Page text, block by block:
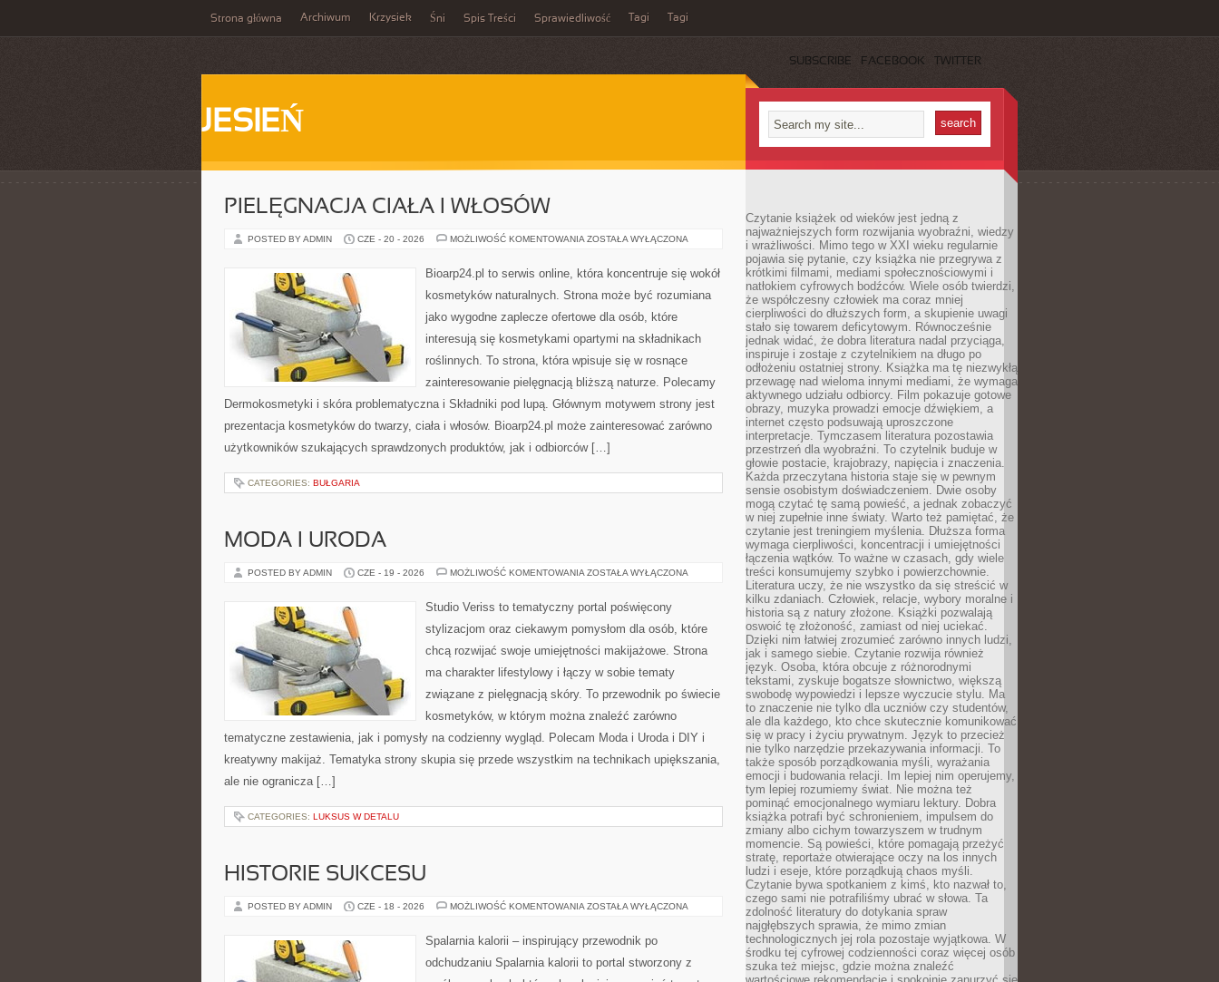
Strona główna Archiwum Krzysiek Śni Spis Treści Sprawiedliwość Tagi Tagi
SUBSCRIBE FACEBOOK TWITTER
JESIEŃ
PIELĘGNACJA CIAŁA I WŁOSÓW
POSTED BY ADMIN CZE - 20 - 2026 MOŻLIWOŚĆ KOMENTOWANIA PIELĘGNACJA
WŁOSÓW
ZOSTAŁA WYŁĄCZONA
Bioarp24.pl to serwis online, która koncentruje się wokół
kosmetyków naturalnych. Strona może być rozumiana
jako wygodne zaplecze ofertowe dla osób, które
interesują się kosmetykami opartymi na składnikach
roślinnych. To strona, która wpisuje się w rosnące
zainteresowanie pielęgnacją bliższą naturze. Polecamy
Dermokosmetyki i skóra problematyczna i Składniki pod lupą. Głównym motywem strony jest
prezentacja kosmetyków do twarzy, ciała i włosów. Bioarp24.pl może zainteresować zarówno
użytkowników szukających sprawdzonych produktów, jak i odbiorców […]
CATEGORIES: BUŁGARIA
MODA I URODA
POSTED BY ADMIN CZE - 19 - 2026 MOŻLIWOŚĆ KOMENTOWANIA MODA
ZOSTAŁA WYŁĄCZONA
Studio Veriss to tematyczny portal poświęcony
stylizacjom oraz ciekawym pomysłom dla osób, które
chcą rozwijać swoje umiejętności makijażowe. Strona
ma charakter lifestylowy i łączy w sobie tematy
związane z pielęgnacją skóry. To przewodnik po świecie
kosmetyków, w którym można znaleźć zarówno
tematyczne zestawienia, jak i pomysły na codzienny wygląd. Polecam Moda i Uroda i DIY i
kreatywny makijaż. Tematyka strony skupia się przede wszystkim na technikach upiększania,
ale nie ogranicza […]
CATEGORIES: LUKSUS W DETALU
HISTORIE SUKCESU
POSTED BY ADMIN CZE - 18 - 2026 MOŻLIWOŚĆ KOMENTOWANIA HISTORIE
ZOSTAŁA WYŁĄCZONA
Spalarnia kalorii – inspirujący przewodnik po
odchudzaniu Spalarnia kalorii to portal stworzony z
Czytanie książek od wieków jest jedną z
najważniejszych form rozwijania wyobraźni, wiedzy
i wrażliwości. Mimo tego w XXI wieku regularnie
pojawia się pytanie, czy książka nie przegrywa z
krótkimi filmami, mediami społecznościowymi i
natłokiem cyfrowych bodźców. Wiele osób twierdzi,
że współczesny człowiek ma coraz mniej
cierpliwości do dłuższych form, a skupienie uwagi
stało się towarem deficytowym. Równocześnie
jednak widać, że dobra literatura nadal przyciąga,
inspiruje i zostaje z czytelnikiem na długo po
odłożeniu ostatniej strony. Książka ma tę niezwykłą
przewagę nad wieloma innymi mediami, że wymaga
aktywnego udziału odbiorcy. Film pokazuje gotowe
obrazy, muzyka prowadzi emocje dźwiękiem, a
internet często podsuwają uproszczone
interpretacje. Tymczasem literatura pozostawia
przestrzeń dla wyobraźni. To czytelnik buduje w
głowie postacie, krajobrazy, napięcia i znaczenia.
Każda przeczytana historia staje się w pewnym
sensie osobistym doświadczeniem. Dwie osoby
mogą czytać tę samą powieść, a jednak zobaczyć
w niej zupełnie inne światy. Warto też pamiętać, że
czytanie jest treningiem myślenia. Dłuższa forma
wymaga cierpliwości, koncentracji i umiejętności
łączenia wątków. To ważne w czasach, gdy wiele
treści konsumujemy szybko i powierzchownie.
Literatura uczy, że nie wszystko da się streścić w
kilku zdaniach. Człowiek, relacje, wybory moralne i
historia są z natury złożone. Książki pozwalają
oswoić tę złożoność, zamiast od niej uciekać.
Dzięki nim łatwiej zrozumieć zarówno innych ludzi,
jak i samego siebie. Czytanie rozwija również
język. Osoba, która obcuje z różnorodnymi
tekstami, zyskuje bogatsze słownictwo, większą
swobodę wypowiedzi i lepsze wyczucie stylu. Ma
to znaczenie nie tylko dla uczniów czy studentów,
ale dla każdego, kto chce skutecznie komunikować
się w pracy i życiu prywatnym. Język to przecież
nie tylko narzędzie przekazywania informacji. To
także sposób porządkowania myśli, wyrażania
emocji i budowania relacji. Im lepiej nim operujemy,
tym lepiej rozumiemy świat. Nie można też
pominąć emocjonalnego wymiaru lektury. Dobra
książka potrafi być schronieniem, impulsem do
zmiany albo cichym towarzyszem w trudnym
momencie. Są powieści, które pomagają przeżyć
stratę, reportaże otwierające oczy na los innych
ludzi i eseje, które porządkują chaos myśli.
Czytanie bywa spotkaniem z kimś, kto nazwał to,
czego sami nie potrafiliśmy ubrać w słowa. Ta
zdolność literatury do dotykania spraw
najgłębszych sprawia, że mimo zmian
technologicznych jej rola pozostaje wyjątkowa. W
środku tej cyfrowej codzienności coraz więcej osób
szuka też miejsc, gdzie można znaleźć